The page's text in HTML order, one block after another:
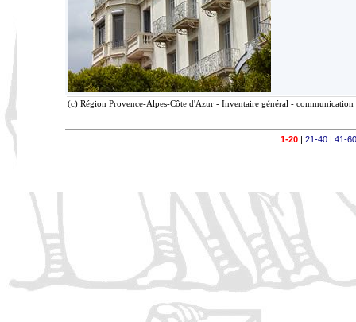
(c) Région Provence-Alpes-Côte d'Azur - Inventaire général -
1-20 | 21-40 | 41-60